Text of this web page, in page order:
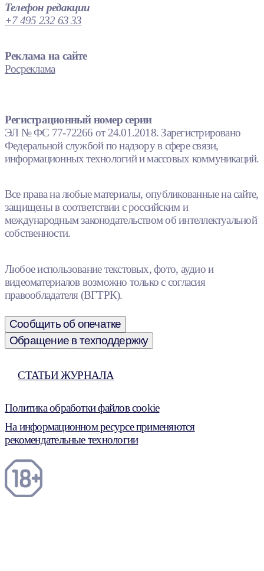
Телефон редакции
+7 495 232 63 33
Реклама на сайте
Росреклама
Регистрационный номер серии
ЭЛ № ФС 77-72266 от 24.01.2018. Зарегистрировано
Федеральной службой по надзору в сфере связи,
информационных технологий и массовых коммуникаций.
Все права на любые материалы, опубликованные на сайте,
защищены в соответствии с российским и
международным законодательством об интеллектуальной
собственности.
Любое использование текстовых, фото, аудио и
видеоматериалов возможно только с согласия
правообладателя (ВГТРК).
Сообщить об опечатке
Обращение в техподдержку
СТАТЬИ ЖУРНАЛА
Политика обработки файлов cookie
На информационном ресурсе применяются
рекомендательные технологии